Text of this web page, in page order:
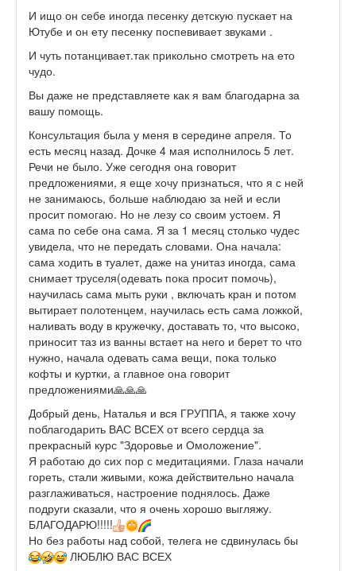
И ищо он себе иногда песенку детскую пускает на
Ютубе и он ету песенку поспевивает звуками .
И чуть потанцивает.так прикольно смотреть на ето
чудо.
Вы даже не представляете как я вам благодарна за
вашу помощь.
Консультация была у меня в середине апреля. То
есть месяц назад. Дочке 4 мая исполнилось 5 лет.
Речи не было. Уже сегодня она говорит
предложениями, я еще хочу признаться, что я с ней
не занимаюсь, больше наблюдаю за ней и если
просит помогаю. Но не лезу со своим устоем. Я
сама по себе она сама. Я за 1 месяц столько чудес
увидела, что не передать словами. Она начала:
сама ходить в туалет, даже на унитаз иногда, сама
снимает труселя(одевать пока просит помочь),
научилась сама мыть руки , включать кран и потом
вытирает полотенцем, научилась есть сама ложкой,
наливать воду в кружечку, доставать то, что высоко,
приносит таз из ванны встает на него и берет то что
нужно, начала одевать сама вещи, пока только
кофты и куртки, а главное она говорит
предложениями🙏🙏🙏
Добрый день, Наталья и вся ГРУППА, я также хочу
поблагодарить ВАС ВСЕХ от всего сердца за
прекрасный курс "Здоровье и Омоложение".
Я работаю до сих пор с медитациями. Глаза начали
гореть, стали живыми, кожа действительно начала
разглаживаться, настроение поднялось. Даже
подруги сказали, что я очень хорошо выгляжу.
БЛАГОДАРЮ!!!!!
Но без работы над собой, телега не сдвинулась бы
ЛЮБЛЮ ВАС ВСЕХ